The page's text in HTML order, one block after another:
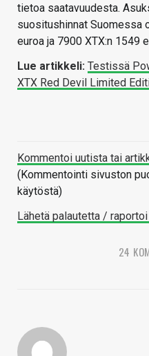
tietoa saatavuudesta.
suositushinnat Suomessa
euroa ja 7900 XTX:n 1549
Lue artikkeli: Testissä
XTX Red Devil Limited
Kommentoi uutista tai
(Kommentointi sivuston
käytöstä)
Lähetä palautetta /
24